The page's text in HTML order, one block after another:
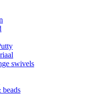
swivels
beads